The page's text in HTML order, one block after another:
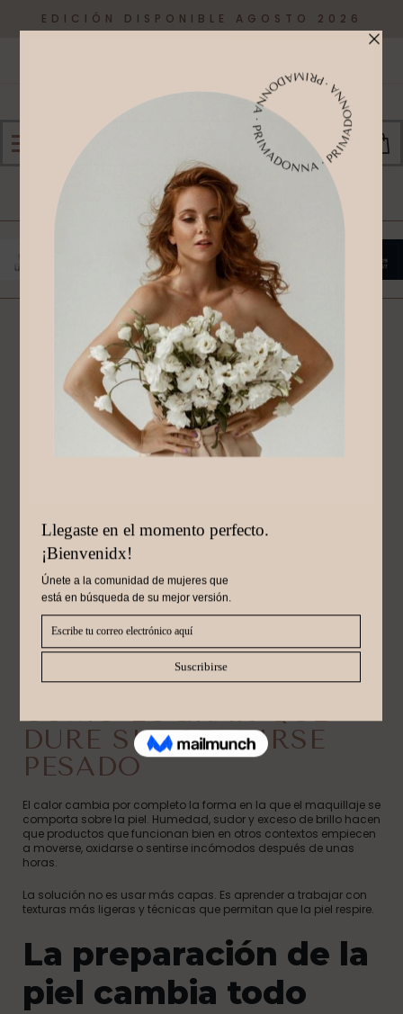
EDICIÓN DISPONIBLE AGOSTO 2026
Mayo 19, 2026
MAQUILLAJE PARA
CLIMAS CÁLIDOS:
CÓMO LOGRAR QUE
DURE SIN SENTIRSE
PESADO
El calor cambia por completo la forma en la que el maquillaje se
comporta sobre la piel. Humedad, sudor y exceso de brillo hacen
que productos que funcionan bien en otros contextos empiecen
a moverse, oxidarse o sentirse incómodos después de unas
horas.
La solución no es usar más capas. Es aprender a trabajar con
texturas más ligeras y técnicas que permitan que la piel respire.
La preparación de la
piel cambia todo